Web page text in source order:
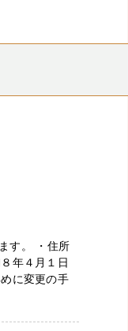
す。 ・住所
年４月１日
に変更の手